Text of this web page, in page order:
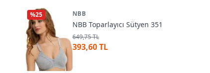
%25 NBB
NBB Toparlayıcı Sütyen 351
649,75 TL
393,60 TL